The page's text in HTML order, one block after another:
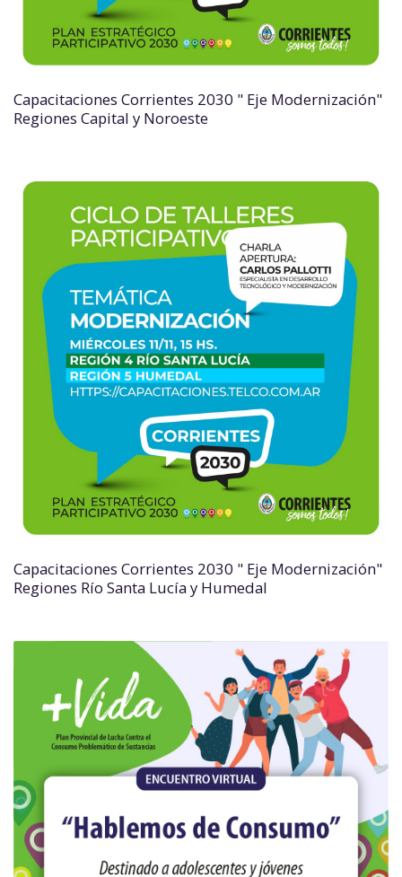
Capacitaciones Corrientes 2030 " Eje Modernización"
Regiones Capital y Noroeste
Capacitaciones Corrientes 2030 " Eje Modernización"
Regiones Río Santa Lucía y Humedal